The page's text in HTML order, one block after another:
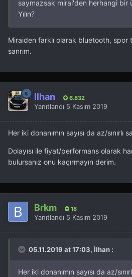
saymazsak mirai'den herhangi bir
Yılın?
Miraiden farklı olarak bluetooth,
sanrım.
İlhan 6.832
Yanıtlandı 5 Kasım 2019
Her iki donanımın sayısı da az/sınırlı
Dolayısı ile fiyat/performans olarak
bulursanız onu kaçırmayın derim.
Brkm 18
Yanıtlandı 5 Kasım 2019
05.11.2019 at 17:03, İlhan :
Her iki donanımın sayısı da az/